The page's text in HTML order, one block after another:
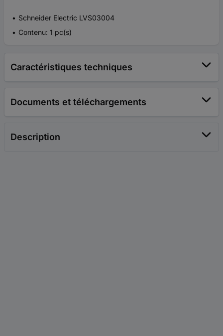
Schneider Electric LVS03004
Contenu: 1 pc(s)
Caractéristiques techniques
Documents et téléchargements
Description